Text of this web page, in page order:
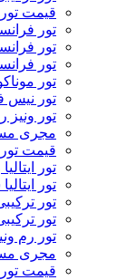
قیمت
تور
تور
تور
تور
تور نیس
تور ونیز
مجری
قیمت تور
تور
تور
تور ترکیبی
تور
تور رم
مجری
قیمت تور